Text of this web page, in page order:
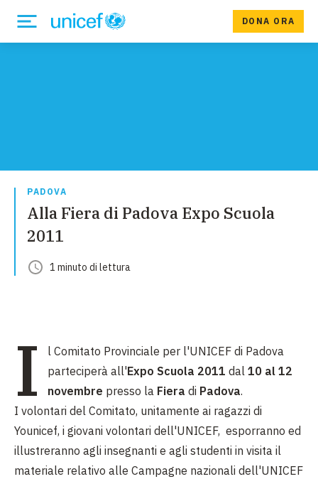
DONA ORA
PADOVA
Alla Fiera di Padova Expo Scuola
2011
1 minuto di lettura
I
l Comitato Provinciale per l'UNICEF di Padova
parteciperà all'Expo Scuola 2011 dal 10 al 12
novembre presso la Fiera di Padova.
I volontari del Comitato, unitamente ai ragazzi di
Younicef, i giovani volontari dell'UNICEF, esporranno ed
illustreranno agli insegnanti e agli studenti in visita il
materiale relativo alle Campagne nazionali dell'UNICEF